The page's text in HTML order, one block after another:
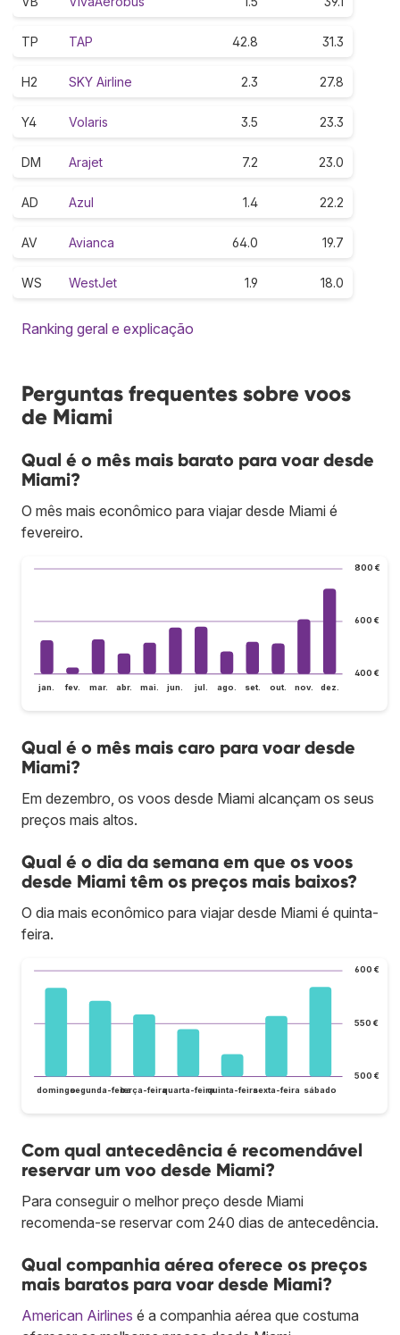
TP TAP 42.8 31.3
H2 SKY Airline 2.3 27.8
Y4 Volaris 3.5 23.3
DM Arajet 7.2 23.0
AD Azul 1.4 22.2
AV Avianca 64.0 19.7
WS WestJet 1.9 18.0
Ranking geral e explicação
Perguntas frequentes sobre voos
de Miami
Qual é o mês mais barato para voar desde
Miami?
O mês mais econômico para viajar desde Miami é
fevereiro.
400 €
600 €
800 €
jan. fev. mar. abr. mai. jun. jul. ago. set. out. nov. dez.
Qual é o mês mais caro para voar desde
Miami?
Em dezembro, os voos desde Miami alcançam os seus
preços mais altos.
Qual é o dia da semana em que os voos
desde Miami têm os preços mais baixos?
O dia mais econômico para viajar desde Miami é quinta-
feira.
500 €
550 €
600 €
domingosegunda-feiraterça-feiraquarta-feiraquinta-feirasexta-feira sábado
Com qual antecedência é recomendável
reservar um voo desde Miami?
Para conseguir o melhor preço desde Miami
recomenda-se reservar com 240 dias de antecedência.
Qual companhia aérea oferece os preços
mais baratos para voar desde Miami?
American Airlines é a companhia aérea que costuma